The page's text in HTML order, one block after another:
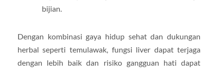
bijian.
Dengan kombinasi gaya hidup sehat dan dukungan
herbal seperti temulawak, fungsi liver dapat terjaga
dengan lebih baik dan risiko gangguan hati dapat